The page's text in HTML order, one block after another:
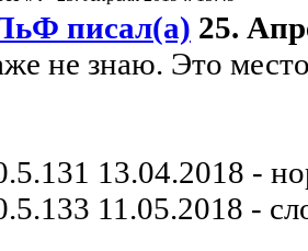
писал(а) 25.
не знаю. Это
13.04.2018 -
11.05.2018 -